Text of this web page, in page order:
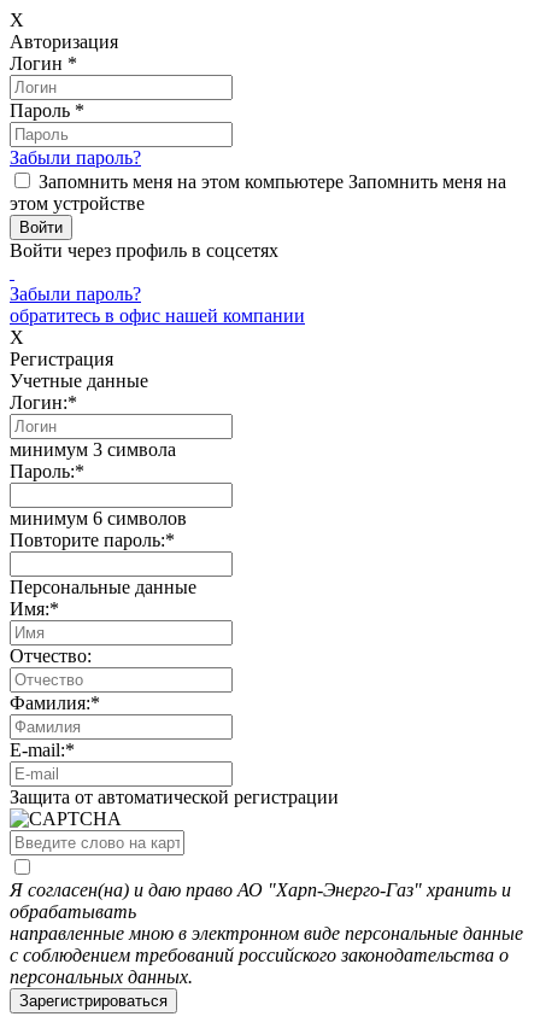
X
Авторизация
Логин *
Пароль *
Забыли пароль?
Запомнить меня на этом компьютере Запомнить меня на
этом устройстве
Войти через профиль в соцсетях
Забыли пароль?
обратитесь в офис нашей компании
X
Регистрация
Учетные данные
Логин:*
минимум 3 символа
Пароль:*
минимум 6 символов
Повторите пароль:*
Персональные данные
Имя:*
Отчество:
Фамилия:*
E-mail:*
Защита от автоматической регистрации
Я согласен(на) и даю право АО "Харп-Энерго-Газ" хранить и
обрабатывать
направленные мною в электронном виде персональные данные
с соблюдением требований российского законодательства о
персональных данных.